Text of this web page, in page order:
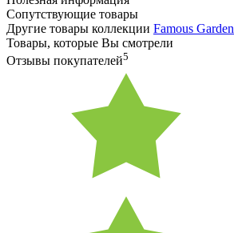
Сопутствующие товары
Другие товары коллекции Famous Garden
Товары, которые Вы смотрели
Отзывы покупателей5